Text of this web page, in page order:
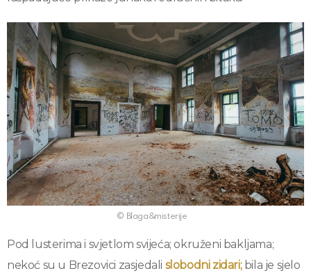
© Blaga&misterije
Pod lusterima i svjetlom svijeća; okruženi bakljama;
nekoć su u Brezovici zasjedali slobodni zidari;bila je sjelo